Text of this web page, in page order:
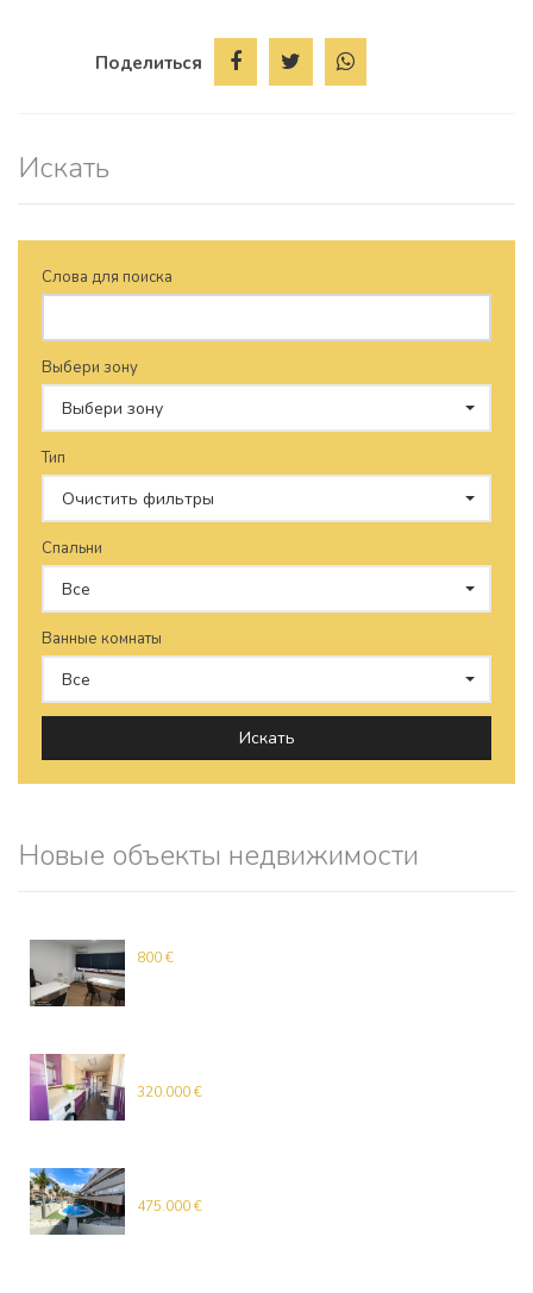
Поделиться
Искать
Слова для поиска
Выбери зону
Выбери зону
Тип
Очистить фильтры
Спальни
Все
Ванные комнаты
Все
Искать
Новые объекты недвижимости
800 €
320.000 €
475.000 €